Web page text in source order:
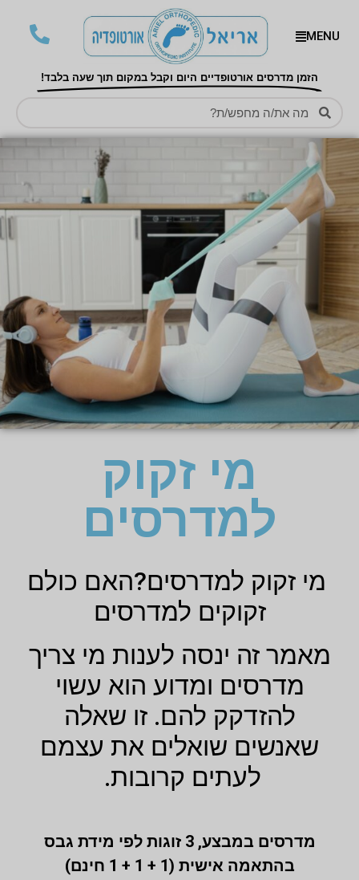
MENU
הזמן מדרסים אורטופדיים היום וקבל במקום תוך שעה בלבד!
מי זקוק
למדרסים
מי זקוק למדרסים?האם כולם
זקוקים למדרסים
מאמר זה ינסה לענות מי צריך
מדרסים ומדוע הוא עשוי
להזדקק להם. זו שאלה
שאנשים שואלים את עצמם
לעתים קרובות.
מדרסים במבצע,
3 זוגות לפי מידת גבס
בהתאמה אישית (1 + 1 + 1 חינם)